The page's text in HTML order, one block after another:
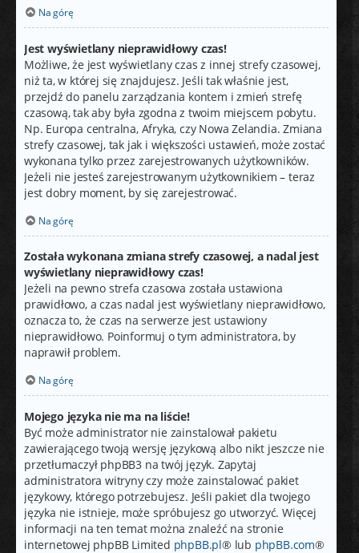
Na górę
Jest wyświetlany nieprawidłowy czas!
Możliwe, że jest wyświetlany czas z innej strefy czasowej,
niż ta, w której się znajdujesz. Jeśli tak właśnie jest,
przejdź do panelu zarządzania kontem i zmień strefę
czasową, tak aby była zgodna z twoim miejscem pobytu.
Np. Europa centralna, Afryka, czy Nowa Zelandia. Zmiana
strefy czasowej, tak jak i większości ustawień, może zostać
wykonana tylko przez zarejestrowanych użytkowników.
Jeżeli nie jesteś zarejestrowanym użytkownikiem – teraz
jest dobry moment, by się zarejestrować.
Na górę
Została wykonana zmiana strefy czasowej, a nadal jest
wyświetlany nieprawidłowy czas!
Jeżeli na pewno strefa czasowa została ustawiona
prawidłowo, a czas nadal jest wyświetlany nieprawidłowo,
oznacza to, że czas na serwerze jest ustawiony
nieprawidłowo. Poinformuj o tym administratora, by
naprawił problem.
Na górę
Mojego języka nie ma na liście!
Być może administrator nie zainstalował pakietu
zawierającego twoją wersję językową albo nikt jeszcze nie
przetłumaczył phpBB3 na twój język. Zapytaj
administratora witryny czy może zainstalować pakiet
językowy, którego potrzebujesz. Jeśli pakiet dla twojego
języka nie istnieje, może spróbujesz go utworzyć. Więcej
informacji na ten temat można znaleźć na stronie
internetowej phpBB Limited phpBB.pl® lub phpBB.com®